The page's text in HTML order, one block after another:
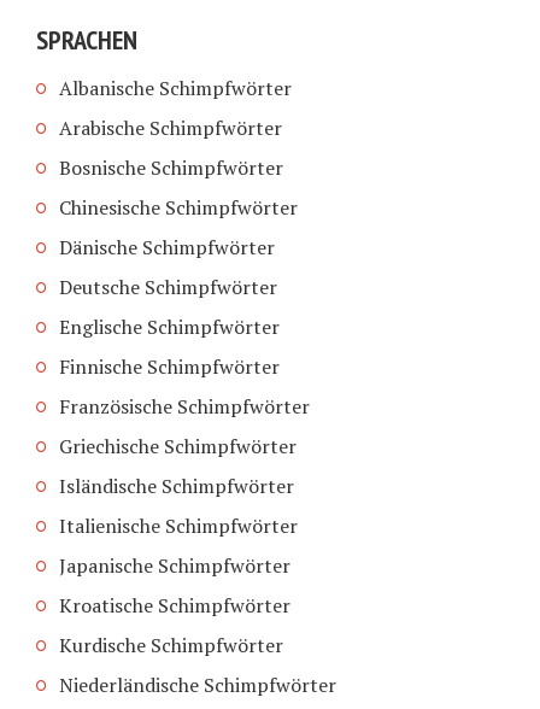
SPRACHEN
Albanische Schimpfwörter
Arabische Schimpfwörter
Bosnische Schimpfwörter
Chinesische Schimpfwörter
Dänische Schimpfwörter
Deutsche Schimpfwörter
Englische Schimpfwörter
Finnische Schimpfwörter
Französische Schimpfwörter
Griechische Schimpfwörter
Isländische Schimpfwörter
Italienische Schimpfwörter
Japanische Schimpfwörter
Kroatische Schimpfwörter
Kurdische Schimpfwörter
Niederländische Schimpfwörter